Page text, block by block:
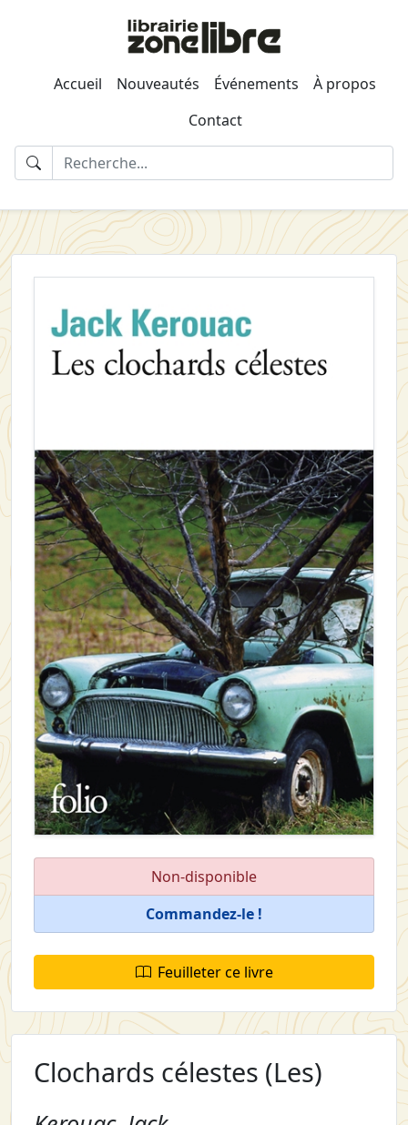
Accueil Nouveautés Événements
À propos
Contact
Non-disponible
Commandez-le !
Feuilleter ce livre
Clochards célestes (Les)